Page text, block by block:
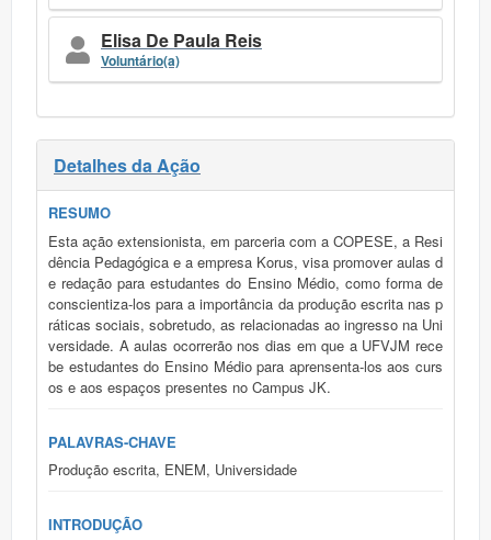
Elisa De Paula Reis
Voluntário(a)
Detalhes da Ação
RESUMO
Esta ação extensionista, em parceria com a COPESE, a Resi
dência Pedagógica e a empresa Korus, visa promover aulas d
e redação para estudantes do Ensino Médio, como forma de
conscientiza-los para a importância da produção escrita nas p
ráticas sociais, sobretudo, as relacionadas ao ingresso na Uni
versidade. A aulas ocorrerão nos dias em que a UFVJM rece
be estudantes do Ensino Médio para aprensenta-los aos curs
os e aos espaços presentes no Campus JK.
PALAVRAS-CHAVE
Produção escrita, ENEM, Universidade
INTRODUÇÃO